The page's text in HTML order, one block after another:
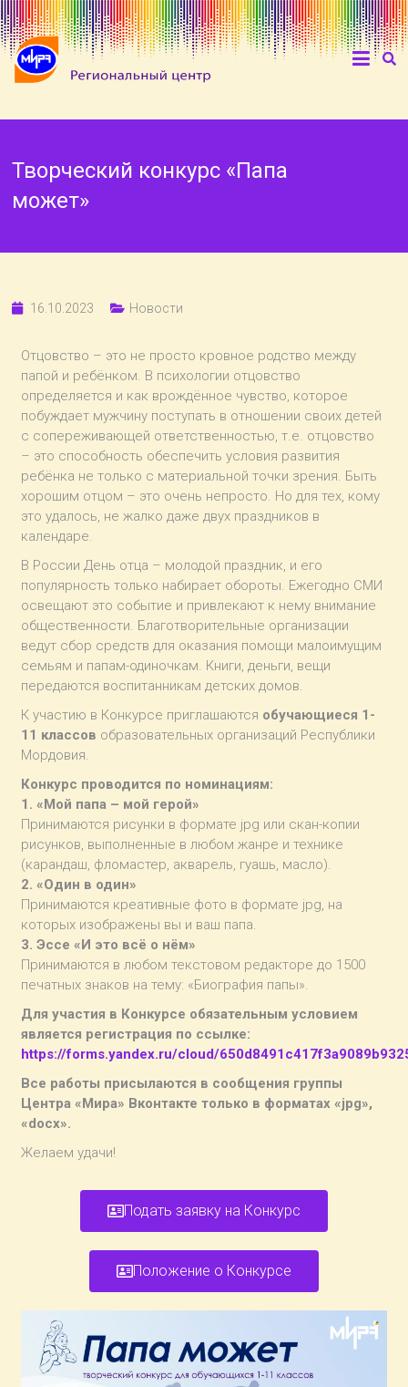
Творческий конкурс «Папа
может»
16.10.2023 Новости
Отцовство – это не просто кровное родство между
папой и ребёнком. В психологии отцовство
определяется и как врождённое чувство, которое
побуждает мужчину поступать в отношении своих детей
с сопереживающей ответственностью, т.е. отцовство
– это способность обеспечить условия развития
ребёнка не только с материальной точки зрения. Быть
хорошим отцом – это очень непросто. Но для тех, кому
это удалось, не жалко даже двух праздников в
календаре.
В России День отца – молодой праздник, и его
популярность только набирает обороты. Ежегодно СМИ
освещают это событие и привлекают к нему внимание
общественности. Благотворительные организации
ведут сбор средств для оказания помощи малоимущим
семьям и папам-одиночкам. Книги, деньги, вещи
передаются воспитанникам детских домов.
К участию в Конкурсе приглашаются обучающиеся 1-
11 классов образовательных организаций Республики
Мордовия.
Конкурс проводится по номинациям:
1. «Мой папа – мой герой»
Принимаются рисунки в формате jpg или скан-копии
рисунков, выполненные в любом жанре и технике
(карандаш, фломастер, акварель, гуашь, масло).
2. «Один в один»
Принимаются креативные фото в формате jpg, на
которых изображены вы и ваш папа.
3. Эссе «И это всё о нём»
Принимаются в любом текстовом редакторе до 1500
печатных знаков на тему: «Биография папы».
Для участия в Конкурсе обязательным условием
является регистрация по ссылке:
https://forms.yandex.ru/cloud/
Все работы присылаются в сообщения группы
Центра «Мира» Вконтакте только в форматах «jpg»,
«docx».
Желаем удачи!
Подать заявку на Конкурс
Положение о Конкурсе